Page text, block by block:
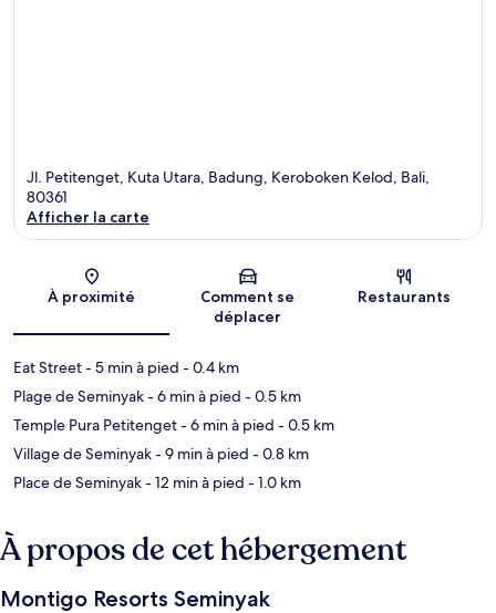
Jl. Petitenget, Kuta Utara, Badung, Keroboken Kelod, Bali,
80361
Afficher la carte
À proximité
Comment se
déplacer
Restaurants
Eat Street- 5 min à pied - 0.4 km
Plage de Seminyak- 6 min à pied - 0.5 km
Temple Pura Petitenget- 6 min à pied - 0.5 km
Village de Seminyak- 9 min à pied - 0.8 km
Place de Seminyak- 12 min à pied - 1.0 km
À propos de cet hébergement
Montigo Resorts Seminyak